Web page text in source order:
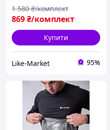
869₴/комплект
1 580 ₴/комплект
Купити
Like-Market 95%